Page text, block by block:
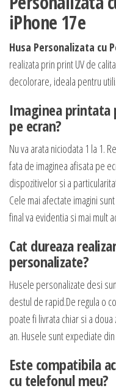
iPhone 17e
Husa Personalizata cu
realizata prin print UV de
decolorare, ideala pentru
Imaginea printata
pe ecran?
Nu va arata niciodata 1 la 1.
fata de imaginea afisata pe
dispozitivelor si a
Cele mai afectate imagini
final va evidentia si mai mult
Cat dureaza
personalizate?
Husele personalizate desi
destul de rapid.De regula o
poate fi livrata chiar si a
an. Husele sunt expediate
Este compatibila
cu telefonul meu?